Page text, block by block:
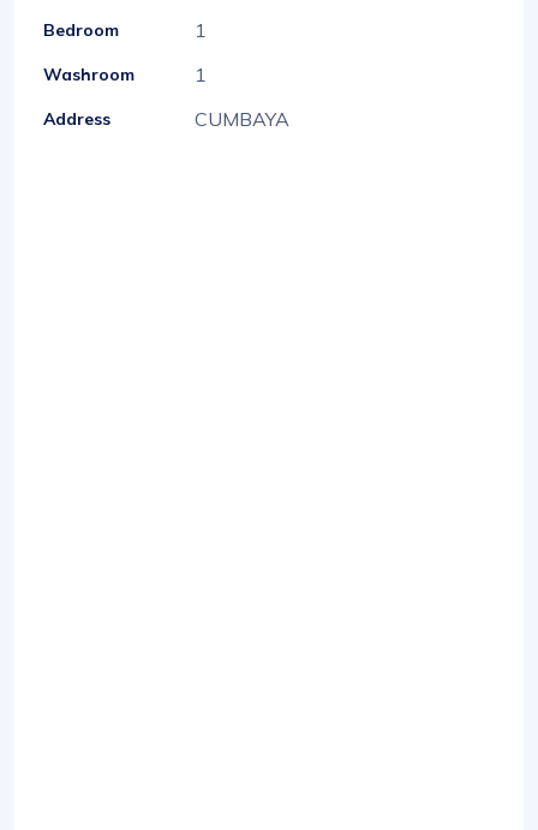
Bedroom 1
Washroom 1
Address CUMBAYA